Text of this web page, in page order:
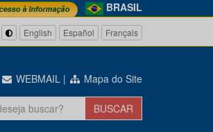
BRASIL
English Español Français
WEBMAIL | Mapa do Site